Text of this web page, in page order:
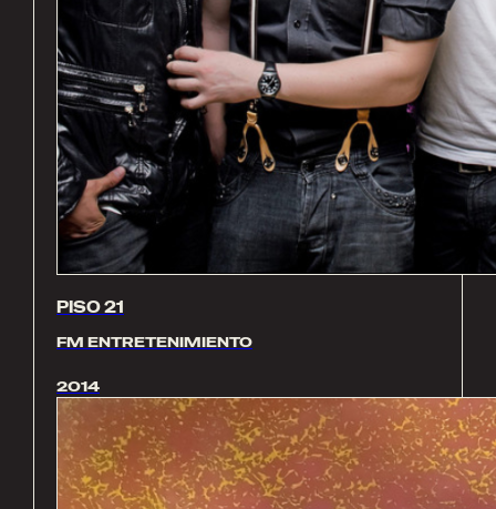
PISO 21
FM ENTRETENIMIENTO
2014